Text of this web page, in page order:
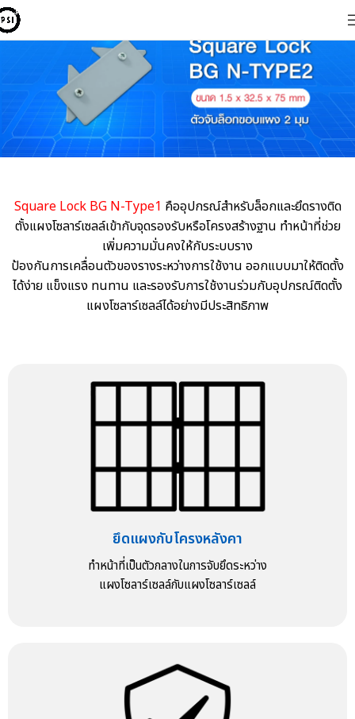
Square Lock BG N-Type1 คืออุปกรณ์สำหรับล็อกและยึดรางติด
ตั้งแผงโซลาร์เซลล์เข้ากับจุดรองรับหรือโครงสร้างฐาน ทำหน้าที่ช่วย
เพิ่มความมั่นคงให้กับระบบราง
ป้องกันการเคลื่อนตัวของรางระหว่างการใช้งาน ออกแบบมาให้ติดตั้ง
ได้ง่าย แข็งแรง ทนทาน และรองรับการใช้งานร่วมกับอุปกรณ์ติดตั้ง
แผงโซลาร์เซลล์ได้อย่างมีประสิทธิภาพ
ยึดแผงกับโครงหลังคา
ทำหน้าที่เป็นตัวกลางในการจับยึดระหว่าง
แผงโซลาร์เซลล์กับแผงโซลาร์เซลล์